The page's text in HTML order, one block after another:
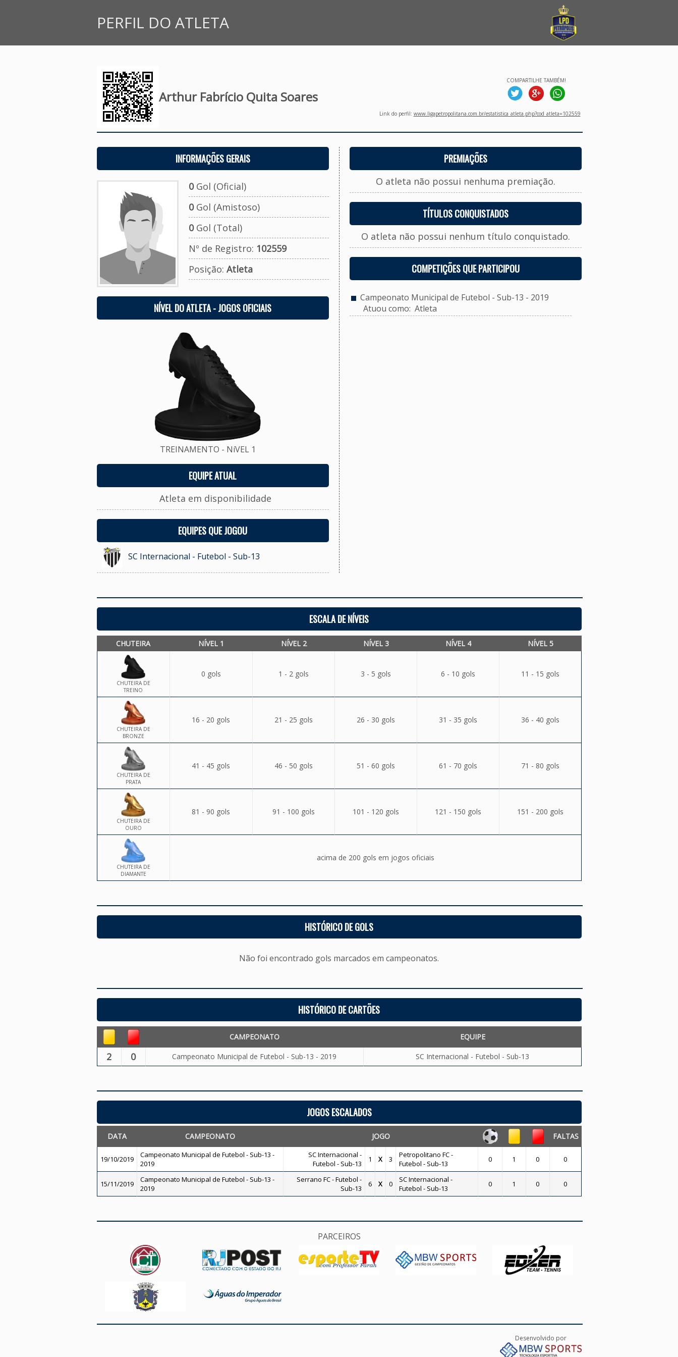
PERFIL DO ATLETA
Arthur Fabrício Quita Soares
COMPARTILHE TAMBÉM!
Link do perfil: www.ligapetropolitana.com.br/estatistica_atleta.php?cod_atleta=102559
INFORMAÇÕES GERAIS
0Gol (Oficial)
0Gol (Amistoso)
0Gol (Total)
Nº de Registro: 102559
Posição: Atleta
NÍVEL DO ATLETA - JOGOS OFICIAIS
TREINAMENTO - NíVEL 1
EQUIPE ATUAL
Atleta em disponibilidade
EQUIPES QUE JOGOU
SC Internacional - Futebol - Sub-13
PREMIAÇÕES
O atleta não possui nenhuma premiação.
TÍTULOS CONQUISTADOS
O atleta não possui nenhum título conquistado.
COMPETIÇÕES QUE PARTICIPOU
Campeonato Municipal de Futebol - Sub-13 - 2019
Atuou como: Atleta
ESCALA DE NÍVEIS
CHUTEIRA NÍVEL 1 NÍVEL 2 NÍVEL 3 NÍVEL 4 NÍVEL 5
CHUTEIRA DE
TREINO
0 gols 1 - 2 gols 3 - 5 gols 6 - 10 gols 11 - 15 gols
CHUTEIRA DE
BRONZE
16 - 20 gols 21 - 25 gols 26 - 30 gols 31 - 35 gols 36 - 40 gols
CHUTEIRA DE
PRATA
41 - 45 gols 46 - 50 gols 51 - 60 gols 61 - 70 gols 71 - 80 gols
CHUTEIRA DE
OURO
81 - 90 gols 91 - 100 gols 101 - 120 gols 121 - 150 gols 151 - 200 gols
CHUTEIRA DE
DIAMANTE
acima de 200 gols em jogos oficiais
HISTÓRICO DE GOLS
Não foi encontrado gols marcados em campeonatos.
HISTÓRICO DE CARTÕES
CAMPEONATO EQUIPE
2 0 Campeonato Municipal de Futebol - Sub-13 - 2019 SC Internacional - Futebol - Sub-13
JOGOS ESCALADOS
DATA CAMPEONATO JOGO FALTAS
19/10/2019
Campeonato Municipal de Futebol - Sub-13 -
2019
SC Internacional -
Futebol - Sub-13
1 X 3
Petropolitano FC -
Futebol - Sub-13
0 1 0 0
15/11/2019
Campeonato Municipal de Futebol - Sub-13 -
2019
Serrano FC - Futebol -
Sub-13
6 X 0
SC Internacional -
Futebol - Sub-13
0 1 0 0
PARCEIROS
Desenvolvido por